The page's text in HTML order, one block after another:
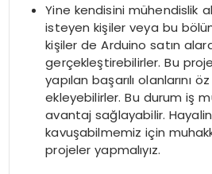
Yine kendisini mühendislik
isteyen kişiler veya bu
kişiler de Arduino satın
gerçekleştirebilirler. Bu
yapılan başarılı olanlarını
ekleyebilirler. Bu durum iş
avantaj sağlayabilir.
kavuşabilmemiz için
projeler yapmalıyız.